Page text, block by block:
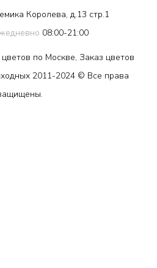
Королева, д.13 стр.1
08:00-21:00
по Москве, Заказ цветов
2011-2024 © Все права